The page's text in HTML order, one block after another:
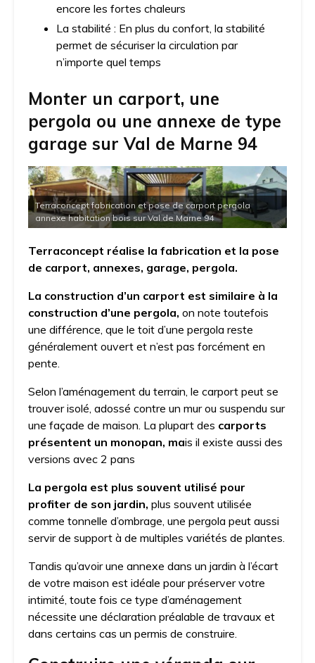
encore les fortes chaleurs
La stabilité : En plus du confort, la stabilité
permet de sécuriser la circulation par
n’importe quel temps
Monter un carport, une
pergola ou une annexe de type
garage sur Val de Marne 94
Terraconcept fabrication et pose de carport pergola
annexe habitation bois sur Val de Marne 94
Terraconcept réalise la fabrication et la pose
de carport, annexes, garage, pergola.
La construction d’un carport est similaire à la
construction d’une pergola, on note toutefois
une différence, que le toit d’une pergola reste
généralement ouvert et n’est pas forcément en
pente.
Selon l’aménagement du terrain, le carport peut se
trouver isolé, adossé contre un mur ou suspendu sur
une façade de maison. La plupart des carports
présentent un monopan, mais il existe aussi des
versions avec 2 pans
La pergola est plus souvent utilisé pour
profiter de son jardin, plus souvent utilisée
comme tonnelle d’ombrage, une pergola peut aussi
servir de support à de multiples variétés de plantes.
Tandis qu’avoir une annexe dans un jardin à l’écart
de votre maison est idéale pour préserver votre
intimité, toute fois ce type d’aménagement
nécessite une déclaration préalable de travaux et
dans certains cas un permis de construire.